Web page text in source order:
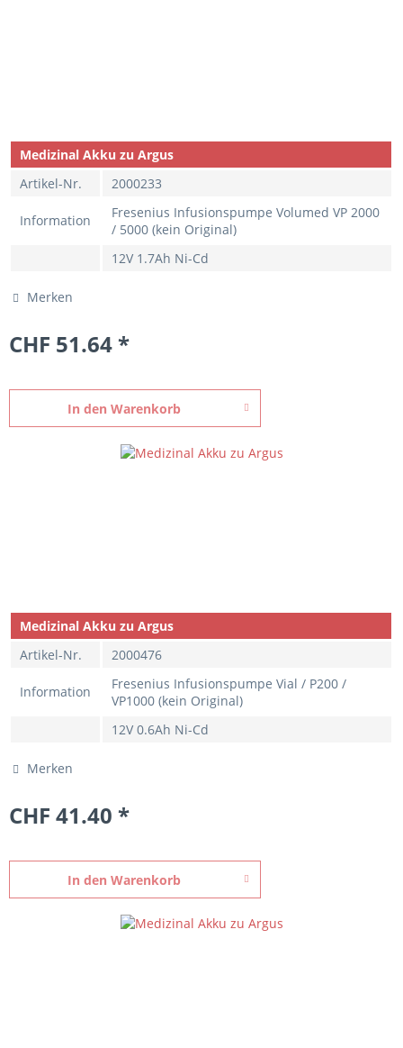
Medizinal Akku zu Argus
Artikel-Nr.
2000233
Information
Fresenius Infusionspumpe Volumed VP 2000
/ 5000 (kein Original)
12V 1.7Ah Ni-Cd
Merken
CHF 51.64 *
In den Warenkorb
Medizinal Akku zu Argus
Artikel-Nr.
2000476
Information
Fresenius Infusionspumpe Vial / P200 /
VP1000 (kein Original)
12V 0.6Ah Ni-Cd
Merken
CHF 41.40 *
In den Warenkorb